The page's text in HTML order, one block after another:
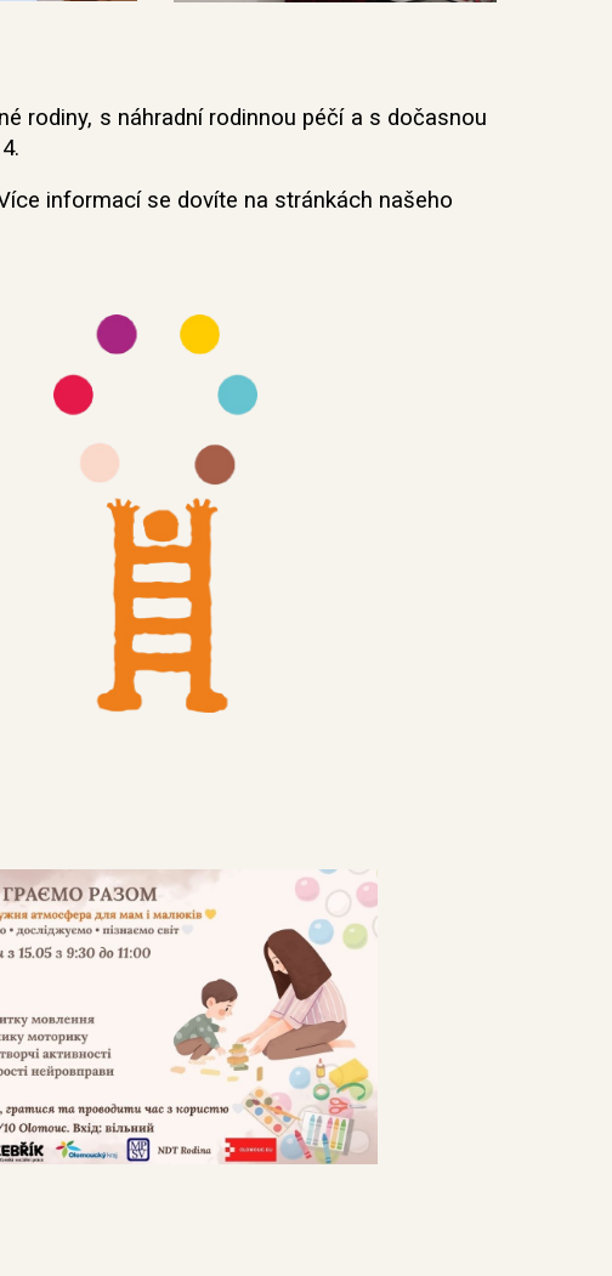
rodiny, s náhradní rodinnou péčí a s dočasnou
informací se dovíte na stránkách našeho